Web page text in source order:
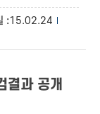
15.02.24
과 공개